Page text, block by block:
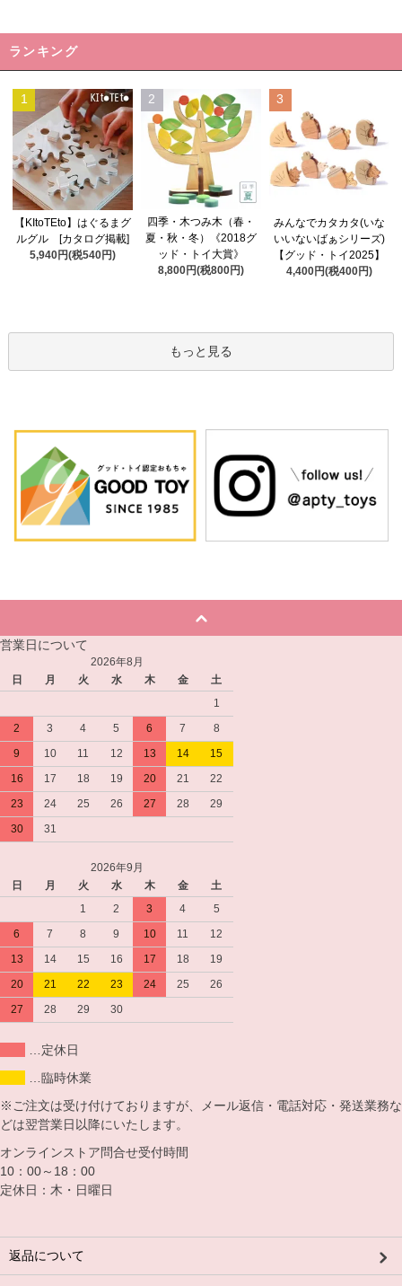
ランキング
1
【KItoTEto】はぐるまグ
ルグル [カタログ掲載]
5,940円(税540円)
2
四季・木つみ木（春・
夏・秋・冬）《2018グ
ッド・トイ大賞》
8,800円(税800円)
3
みんなでカタカタ(いな
いいないばぁシリーズ)
【グッド・トイ2025】
4,400円(税400円)
もっと見る
営業日について
2026年8月
日
月 火 水 木 金
土
1
2
3 4 5 6 7
8
9
10 11 12 13 14
15
16
17 18 19 20 21
22
23
24 25 26 27 28
29
30
31
2026年9月
日
月 火 水 木 金
土
1
2 3 4
5
6
7 8 9 10 11
12
13
14 15 16 17 18
19
20
21 22 23 24 25
26
27
28 29 30
…定休日
…臨時休業
※ご注文は受け付けておりますが、メール返信・電話対応・発送業務な
どは翌営業日以降にいたします。
オンラインストア問合せ受付時間
10：00～18：00
定休日：木・日曜日
返品について